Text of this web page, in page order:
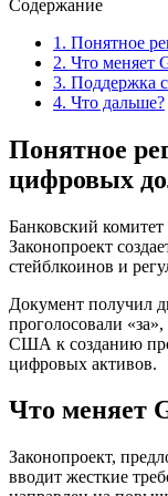
Содержание
1. Понятное
2. Что меняет
3. Поддержка
4. Что дальше?
Понятное
цифровых
Банковский
Законопроект
стейблкоинов и
Документ получил
проголосовали
США к созданию
цифровых активов.
Что меняет
Законопроект,
вводит жесткие